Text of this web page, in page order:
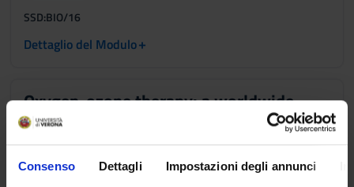
Consenso Dettagli Impostazioni degli annunci
SSD:BIO/16
Dettaglio del Modulo+
Oxygen-ozone therapy: a worldwide
experience
SSD:BIO/16
Dettaglio del Modulo+